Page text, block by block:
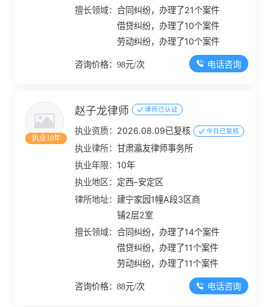
擅长领域：合同纠纷，办理了21个案件
借贷纠纷，办理了10个案件
劳动纠纷，办理了10个案件
咨询价格：98元/次 电话咨询
执业10年
赵子龙律师 律师已认证
执业资质： 2026.08.09已复核 今日已复核
执业律所：甘肃瀛友律师事务所
执业年限： 10年
执业地区： 定西–安定区
律所地址： 建宁家园1幢A段3区商
铺2层2室
擅长领域：合同纠纷，办理了14个案件
借贷纠纷，办理了11个案件
劳动纠纷，办理了11个案件
咨询价格：88元/次 电话咨询